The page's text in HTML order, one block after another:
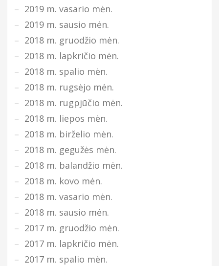
2019 m. vasario mėn.
2019 m. sausio mėn.
2018 m. gruodžio mėn.
2018 m. lapkričio mėn.
2018 m. spalio mėn.
2018 m. rugsėjo mėn.
2018 m. rugpjūčio mėn.
2018 m. liepos mėn.
2018 m. birželio mėn.
2018 m. gegužės mėn.
2018 m. balandžio mėn.
2018 m. kovo mėn.
2018 m. vasario mėn.
2018 m. sausio mėn.
2017 m. gruodžio mėn.
2017 m. lapkričio mėn.
2017 m. spalio mėn.